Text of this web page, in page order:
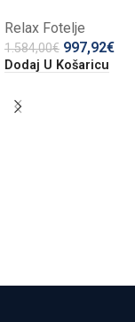
Relax Fotelje
1.584,00€ 997,92€
Dodaj U Košaricu